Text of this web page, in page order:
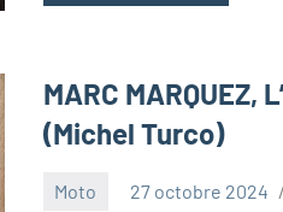
MARC MARQUEZ,
(Michel Turco)
Moto 27 octobre 2024